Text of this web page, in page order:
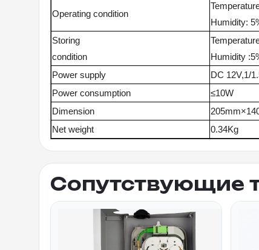
Operating condition
Humidity:
Storing
condition
Humidity
Power supply
DC 12V,1/
Power consumption
≤10W
Dimension
Net weight
0.34Kg
Сопутствующие